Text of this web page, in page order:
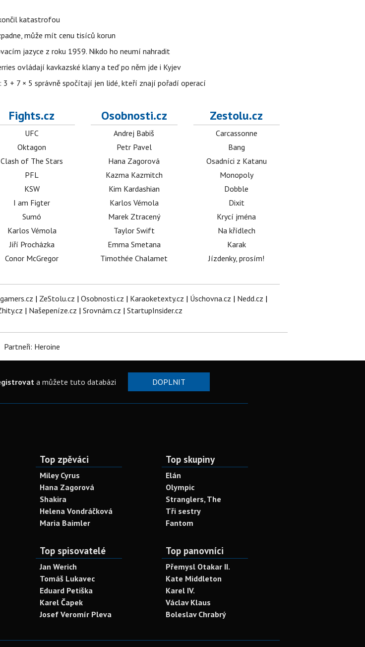
katastrofou
může mít cenu tisíců korun
jazyce z roku 1959. Nikdo ho neumí nahradit
ovládají kavkazské klany a teď po něm jde i Kyjev
+ 7 × 5 správně spočítají jen lidé, kteří znají pořadí operací
Fights.cz
UFC
Oktagon
Clash of The Stars
PFL
KSW
I am Figter
Sumó
Karlos Vémola
Jiří Procházka
Conor McGregor
Osobnosti.cz
Andrej Babiš
Petr Pavel
Hana Zagorová
Kazma Kazmitch
Kim Kardashian
Karlos Vémola
Marek Ztracený
Taylor Swift
Emma Smetana
Timothée Chalamet
Zestolu.cz
Carcassonne
Bang
Osadníci z Katanu
Monopoly
Dobble
Dixit
Krycí jména
Na křídlech
Karak
Jízdenky, prosím!
| ZeStolu.cz | Osobnosti.cz | Karaoketexty.cz | Úschovna.cz | Nedd.cz |
| Našepeníze.cz | Srovnám.cz | StartupInsider.cz
Partneři: Heroine
a můžete tuto databázi DOPLNIT
Top zpěváci
Miley Cyrus
Hana Zagorová
Shakira
Helena Vondráčková
Maria Baimler
Top skupiny
Elán
Olympic
Stranglers, The
Tři sestry
Fantom
Top spisovatelé
Jan Werich
Tomáš Lukavec
Eduard Petiška
Karel Čapek
Josef Veromír Pleva
Top panovníci
Přemysl Otakar II.
Kate Middleton
Karel IV.
Václav Klaus
Boleslav Chrabrý